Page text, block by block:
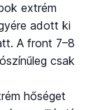
extrém
adott ki
A front 7–8
csak
hőséget